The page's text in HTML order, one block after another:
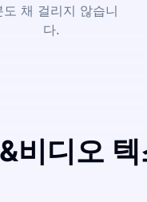
도 채 걸리지 않습니
다.
비디오